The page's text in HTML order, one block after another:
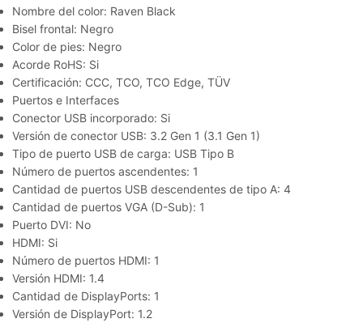
Nombre del color: Raven Black
Bisel frontal: Negro
Color de pies: Negro
Acorde RoHS: Si
Certificación: CCC, TCO, TCO Edge, TÜV
Puertos e Interfaces
Conector USB incorporado: Si
Versión de conector USB: 3.2 Gen 1 (3.1 Gen 1)
Tipo de puerto USB de carga: USB Tipo B
Número de puertos ascendentes: 1
Cantidad de puertos USB descendentes de tipo A: 4
Cantidad de puertos VGA (D-Sub): 1
Puerto DVI: No
HDMI: Si
Número de puertos HDMI: 1
Versión HDMI: 1.4
Cantidad de DisplayPorts: 1
Versión de DisplayPort: 1.2